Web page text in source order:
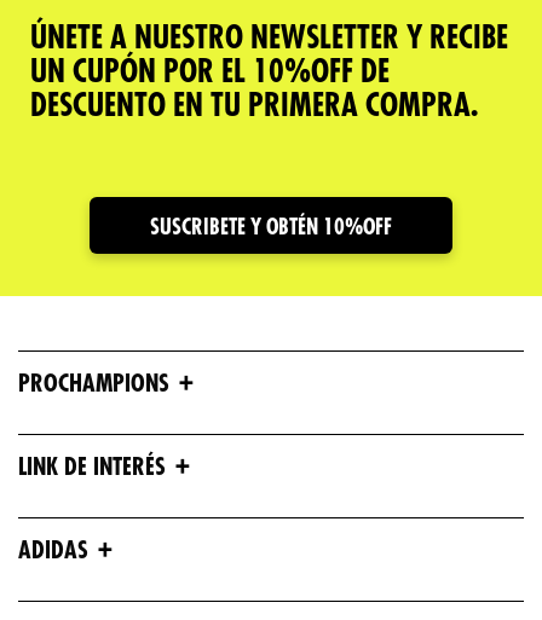
ÚNETE A NUESTRO NEWSLETTER Y RECIBE
UN CUPÓN POR EL 10%OFF DE
DESCUENTO EN TU PRIMERA COMPRA.
SUSCRIBETE Y OBTÉN 10%OFF
PROCHAMPIONS +
LINK DE INTERÉS +
ADIDAS +